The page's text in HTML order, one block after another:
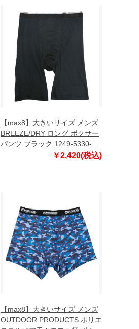
【max8】大きいサイズ メンズ
BREEZE/DRY ロング ボクサー
パンツ ブラック 1249-5330-1
3L 4L 5L 6L 7L 8L￥2,420(税込)
【max8】大きいサイズ メンズ
OUTDOOR PRODUCTS ポリエ